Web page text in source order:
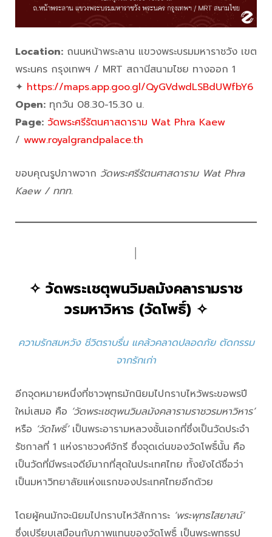
Location: ถนนหน้าพระลาน แขวงพระบรมมหาราชวัง เขต
พระนคร กรุงเทพฯ / MRT สถานีสนามไชย ทางออก 1
✦ https://maps.app.goo.gl/QyGVdwdLSBdUWfbY6
Open: ทุกวัน 08.30-15.30 น.
Page: วัดพระศรีรัตนศาสดาราม Wat Phra Kaew
/ www.royalgrandpalace.th
ขอบคุณรูปภาพจาก วัดพระศรีรัตนศาสดาราม Wat Phra
Kaew / ททท.
✧วัดพระเชตุพนวิมลมังคลารามราช
วรมหาวิหาร (วัดโพธิ์) ✧
ความรักสมหวัง ชีวิตราบรื่น แคล้วคลาดปลอดภัย ตัดกรรม
จากรักเก่า
อีกจุดหมายหนึ่งที่ชาวพุทธมักนิยมไปกราบไหว้พระขอพรปี
ใหม่เสมอ คือ ‘วัดพระเชตุพนวิมลมังคลารามราชวรมหาวิหาร’
หรือ ‘วัดโพธิ์’เป็นพระอารามหลวงชั้นเอกที่ซึ่งเป็นวัดประจำ
รัชกาลที่ 1 แห่งราชวงศ์จักรี ซึ่งจุดเด่นของวัดโพธิ์นั้น คือ
เป็นวัดที่มีพระเจดีย์มากที่สุดในประเทศไทย ทั้งยังได้ชื่อว่า
เป็นมหาวิทยาลัยแห่งแรกของประเทศไทยอีกด้วย
โดยผู้คนมักจะนิยมไปกราบไหว้สักการะ ‘พระพุทธไสยาสน์’
ซึ่งเปรียบเสมือนกับภาพแทนของวัดโพธิ์ เป็นพระพุทธรูป